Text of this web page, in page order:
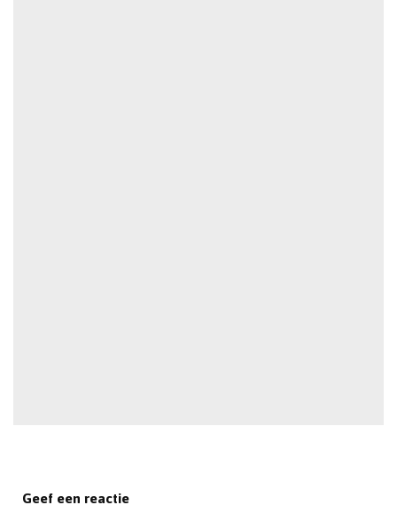
Geef een reactie